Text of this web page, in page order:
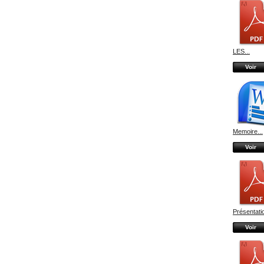
LES...
Voir
Memoire...
Voir
Voir